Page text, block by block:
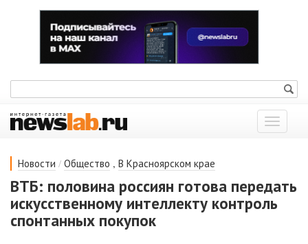
Показать
меню
Новости / Общество , В Красноярском крае
ВТБ: половина россиян готова передать
искусственному интеллекту контроль
спонтанных покупок